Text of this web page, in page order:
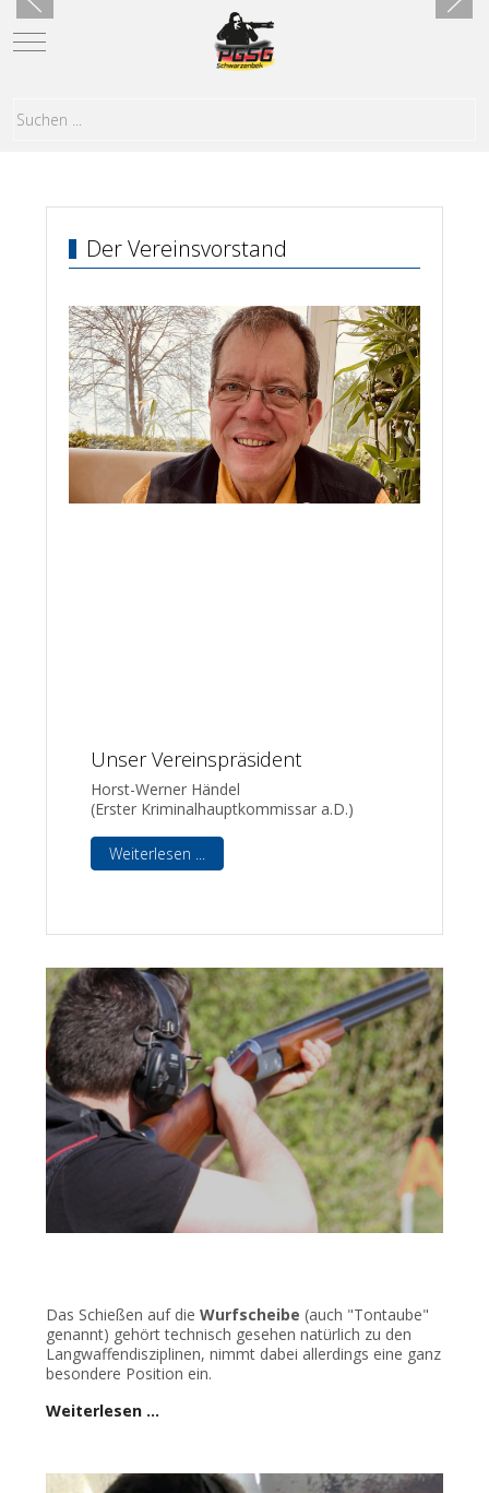
Mobile Menu Toggle
Der Vereinsvorstand
Unser Vereinspräsident
Horst-Werner Händel
(Erster Kriminalhauptkommissar a.D.)
Weiterlesen ...
Das Schießen auf die Wurfscheibe (auch "Tontaube"
genannt) gehört technisch gesehen natürlich zu den
Langwaffendisziplinen, nimmt dabei allerdings eine ganz
besondere Position ein.
Weiterlesen …